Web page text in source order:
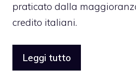
praticato dalla
credito italiani.
Leggi tutto